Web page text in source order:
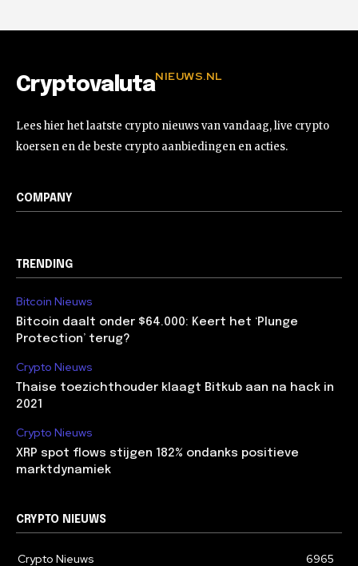
CryptovalutaNIEUWS.NL
Lees hier het laatste crypto nieuws van vandaag, live crypto
koersen en de beste crypto aanbiedingen en acties.
COMPANY
TRENDING
Bitcoin Nieuws
Bitcoin daalt onder $64.000: Keert het ‘Plunge
Protection’ terug?
Crypto Nieuws
Thaise toezichthouder klaagt Bitkub aan na hack in
2021
Crypto Nieuws
XRP spot flows stijgen 182% ondanks positieve
marktdynamiek
CRYPTO NIEUWS
Crypto Nieuws 6965